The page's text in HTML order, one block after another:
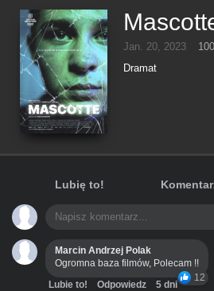
Jan. 20, 2023
Dramat
Lubię to!
Marcin Andrzej Polak
Ogromna baza filmów, Polecam !!
12
Lubie to! Odpowiedz
5 dni